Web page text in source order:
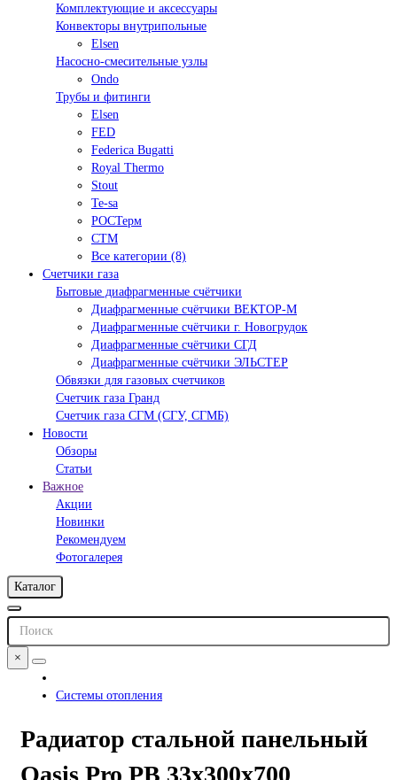
Комплектующие и аксессуары
Конвекторы внутрипольные
Elsen
Насосно-смесительные узлы
Ondo
Трубы и фитинги
Elsen
FED
Federica Bugatti
Royal Thermo
Stout
Te-sa
РОСТерм
СТМ
Все категории (8)
Счетчики газа
Бытовые диафрагменные счётчики
Диафрагменные счётчики ВЕКТОР-М
Диафрагменные счётчики г. Новогрудок
Диафрагменные счётчики СГД
Диафрагменные счётчики ЭЛЬСТЕР
Обвязки для газовых счетчиков
Счетчик газа Гранд
Счетчик газа СГМ (СГУ, СГМБ)
Новости
Обзоры
Статьи
Важное
Акции
Новинки
Рекомендуем
Фотогалерея
Каталог
×
Системы отопления
Радиатор стальной панельный
Oasis Pro PB 33х300х700